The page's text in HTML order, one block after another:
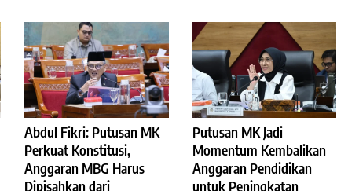
Abdul Fikri: Putusan MK
Perkuat Konstitusi,
Anggaran MBG Harus
Dipisahkan dari
Putusan MK Jadi
Momentum Kembalikan
Anggaran Pendidikan
untuk Peningkatan
Polhukam
Uncategorized
©2023 ReportaseBisnis.
Redaksi
Pedoman Pemberitaan Media Siber